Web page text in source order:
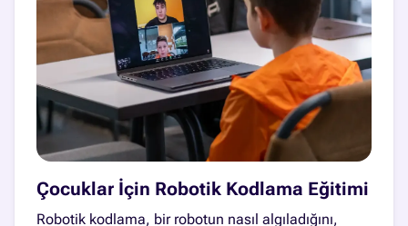
Çocuklar İçin Robotik Kodlama Eğitimi
Robotik kodlama, bir robotun nasıl algıladığını,